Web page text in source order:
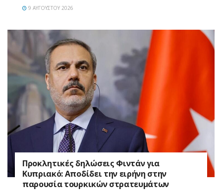
9 ΑΥΓΟΎΣΤΟΥ 2026
Προκλητικές δηλώσεις Φιντάν για
Κυπριακό: Αποδίδει την ειρήνη στην
παρουσία τουρκικών στρατευμάτων